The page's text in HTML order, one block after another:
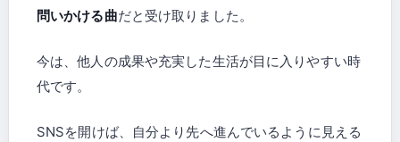
問いかける曲だと受け取りました。
今は、他人の成果や充実した生活が目に入りやすい時
代です。
SNSを開けば、自分より先へ進んでいるように見える